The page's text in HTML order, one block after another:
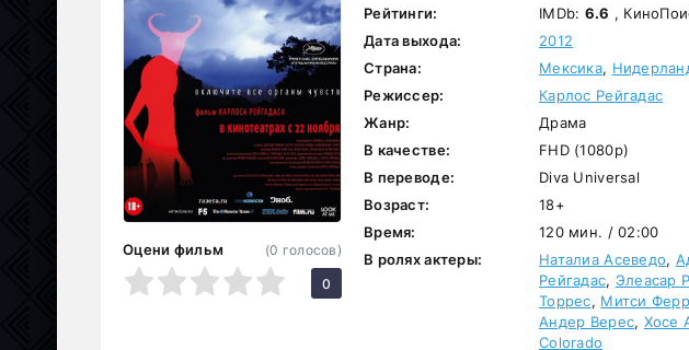
Оцени фильм
5
(0 голосов)
0
Рейтинги: IMDb: 6.6 ,
Дата выхода:
2012
Страна:
Мексика,
Режиссер:
Карлос Рейгадас
Жанр:
Драма
В качестве:
FHD (1080p)
В переводе:
Diva Universal
Возраст:
18+
Время:
120 мин. / 02:00
В ролях актеры:
Наталиа Асеведо,
Рейгадас, Элеасар
Торрес, Митси
Андер Верес, Хосе
Colorado